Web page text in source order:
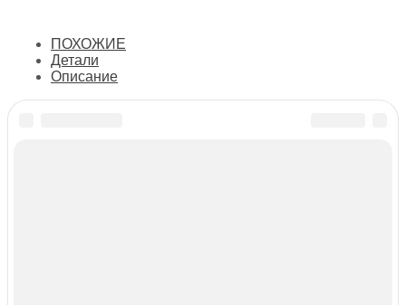
ПОХОЖИЕ
Детали
Описание